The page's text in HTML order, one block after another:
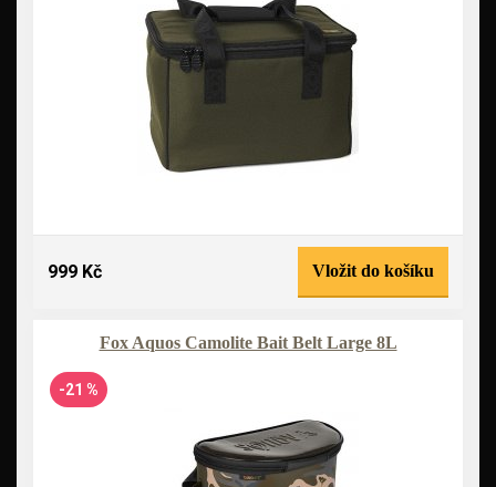
999 Kč Vložit do košíku
Fox Aquos Camolite Bait Belt Large 8L
-21 %